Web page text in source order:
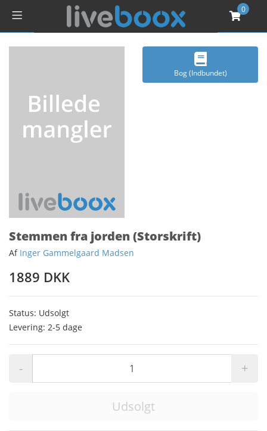
0
Bog (Indbundet)
Stemmen fra jorden (Storskrift)
Af Inger Gammelgaard Madsen
1889 DKK
Status: Udsolgt
Levering: 2-5 dage
- +
Udsolgt